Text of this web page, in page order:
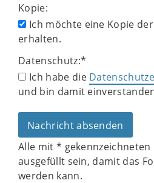
Kopie:
Ich möchte eine Kopie
erhalten.
Datenschutz:*
Ich habe die
und bin damit
Alle mit *
ausgefüllt sein, damit das
werden kann.